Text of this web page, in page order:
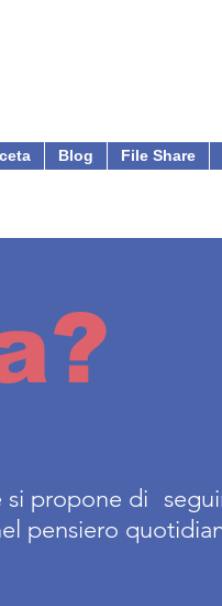
Blog File Share
si propone di
pensiero